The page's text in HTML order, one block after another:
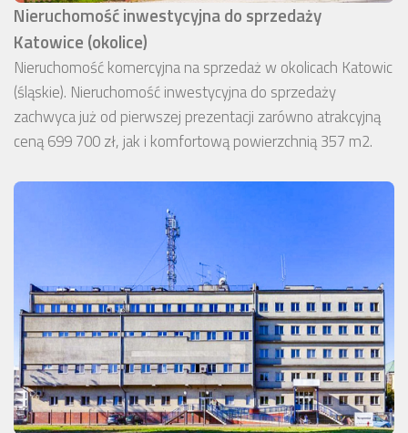
Nieruchomość inwestycyjna do sprzedaży
Katowice (okolice)
Nieruchomość komercyjna na sprzedaż w okolicach Katowic
(śląskie). Nieruchomość inwestycyjna do sprzedaży
zachwyca już od pierwszej prezentacji zarówno atrakcyjną
ceną 699 700 zł, jak i komfortową powierzchnią 357 m2.